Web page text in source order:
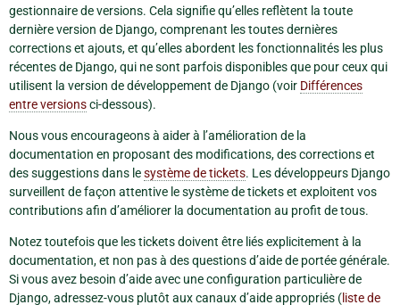
gestionnaire de versions. Cela signifie qu’elles reflètent la toute
dernière version de Django, comprenant les toutes dernières
corrections et ajouts, et qu’elles abordent les fonctionnalités les plus
récentes de Django, qui ne sont parfois disponibles que pour ceux qui
utilisent la version de développement de Django (voir Différences
entre versionsci-dessous).
Nous vous encourageons à aider à l’amélioration de la
documentation en proposant des modifications, des corrections et
des suggestions dans lesystème de tickets. Les développeurs Django
surveillent de façon attentive le système de tickets et exploitent vos
contributions afin d’améliorer la documentation au profit de tous.
Notez toutefois que les tickets doivent être liés explicitement à la
documentation, et non pas à des questions d’aide de portée générale.
Si vous avez besoin d’aide avec une configuration particulière de
Django, adressez-vous plutôt aux canaux d’aide appropriés ( liste de